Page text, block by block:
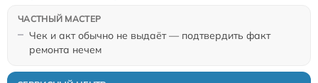
Чек и акт обычно не выдаёт — подтвердить факт
ремонта нечем